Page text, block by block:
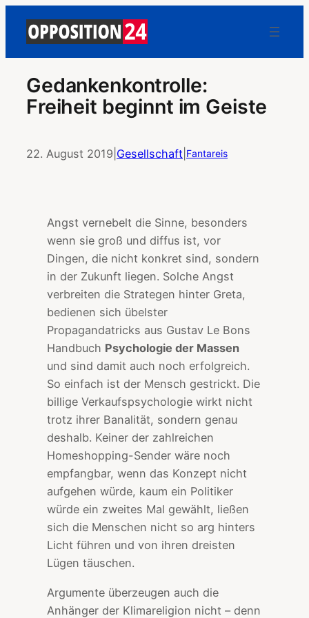
Gedankenkontrolle:
Freiheit beginnt im Geiste
22. August 2019 Gesellschaft Fantareis
Angst vernebelt die Sinne, besonders
wenn sie groß und diffus ist, vor
Dingen, die nicht konkret sind, sondern
in der Zukunft liegen. Solche Angst
verbreiten die Strategen hinter Greta,
bedienen sich übelster
Propagandatricks aus Gustav Le Bons
Handbuch Psychologie der Massen
und sind damit auch noch erfolgreich.
So einfach ist der Mensch gestrickt. Die
billige Verkaufspsychologie wirkt nicht
trotz ihrer Banalität, sondern genau
deshalb. Keiner der zahlreichen
Homeshopping-Sender wäre noch
empfangbar, wenn das Konzept nicht
aufgehen würde, kaum ein Politiker
würde ein zweites Mal gewählt, ließen
sich die Menschen nicht so arg hinters
Licht führen und von ihren dreisten
Lügen täuschen.
Argumente überzeugen auch die
Anhänger der Klimareligion nicht – denn